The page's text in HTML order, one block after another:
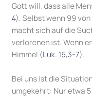
Gott will, dass alle
4). Selbst wenn 99
macht sich auf die
verlorenen ist. Wenn
Himmel (Luk. 15,3-7).
Bei uns ist die
umgekehrt: Nur etwa